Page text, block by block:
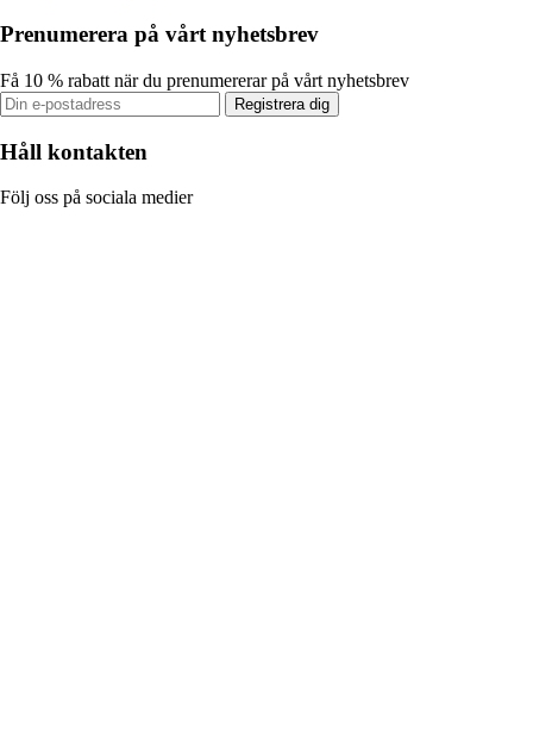
Prenumerera på vårt nyhetsbrev
Få 10 % rabatt när du prenumererar på vårt nyhetsbrev
Registrera dig
Håll kontakten
Följ oss på sociala medier